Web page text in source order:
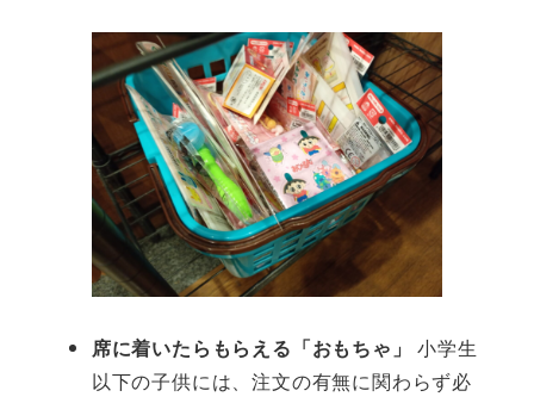
席に着いたらもらえる「おもちゃ」
小学生
以下の子供には、注文の有無に関わらず必